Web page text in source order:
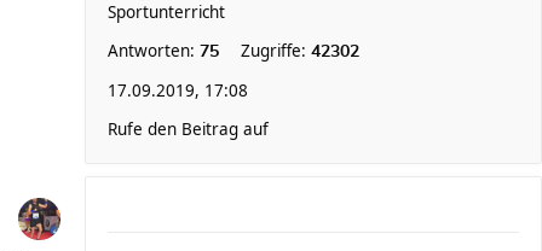
Sportunterricht
Antworten: 75 Zugriffe: 42302
17.09.2019, 17:08
Rufe den Beitrag auf